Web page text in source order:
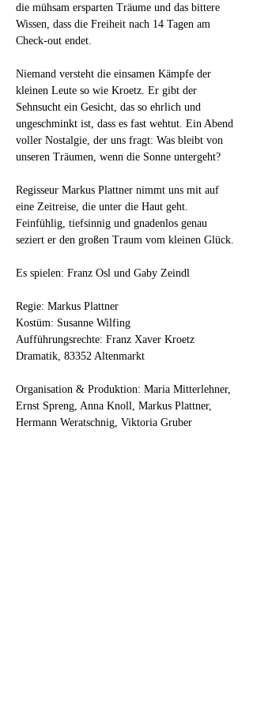
die mühsam ersparten Träume und das bittere
Wissen, dass die Freiheit nach 14 Tagen am
Check-out endet.
Niemand versteht die einsamen Kämpfe der
kleinen Leute so wie Kroetz. Er gibt der
Sehnsucht ein Gesicht, das so ehrlich und
ungeschminkt ist, dass es fast wehtut. Ein Abend
voller Nostalgie, der uns fragt: Was bleibt von
unseren Träumen, wenn die Sonne untergeht?
Regisseur Markus Plattner nimmt uns mit auf
eine Zeitreise, die unter die Haut geht.
Feinfühlig, tiefsinnig und gnadenlos genau
seziert er den großen Traum vom kleinen Glück.
Es spielen: Franz Osl und Gaby Zeindl
Regie: Markus Plattner
Kostüm: Susanne Wilfing
Aufführungsrechte: Franz Xaver Kroetz
Dramatik, 83352 Altenmarkt
Organisation & Produktion: Maria Mitterlehner,
Ernst Spreng, Anna Knoll, Markus Plattner,
Hermann Weratschnig, Viktoria Gruber